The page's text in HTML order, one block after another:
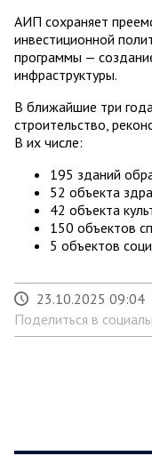
АИП сохраняет
инвестиционной
программы —
инфраструктуры.
В ближайшие три
строительство,
В их числе:
195 зданий
52 объекта
42 объекта
150 объектов
5 объектов
23.10.2025 09:04
Поделиться в